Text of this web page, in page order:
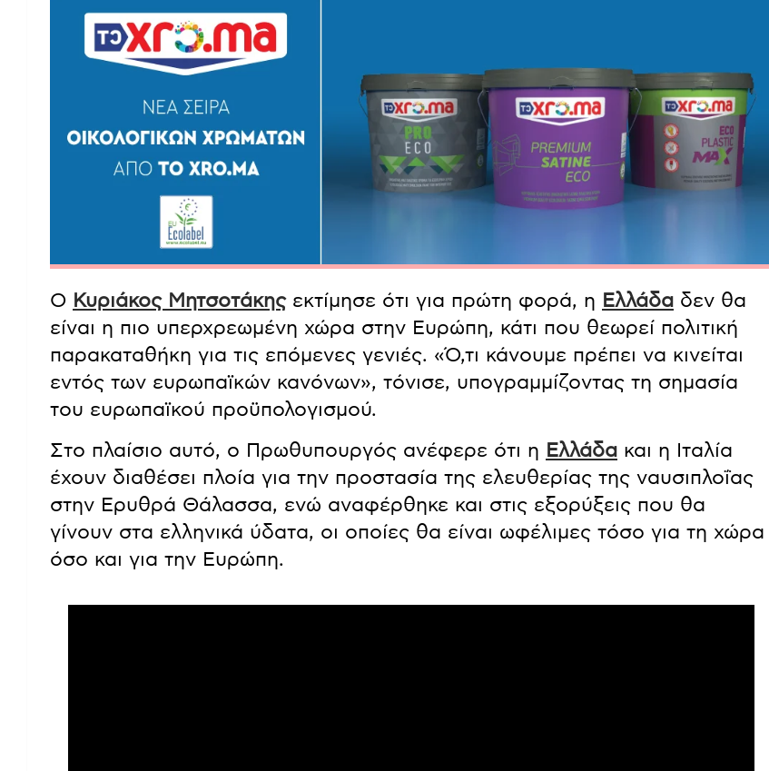
Ο Κυριάκος Μητσοτάκηςεκτίμησε ότι για πρώτη φορά, η Ελλάδα δεν θα
είναι η πιο υπερχρεωμένη χώρα στην Ευρώπη, κάτι που θεωρεί πολιτική
παρακαταθήκη για τις επόμενες γενιές. «Ό,τι κάνουμε πρέπει να κινείται
εντός των ευρωπαϊκών κανόνων», τόνισε, υπογραμμίζοντας τη σημασία
του ευρωπαϊκού προϋπολογισμού.
Στο πλαίσιο αυτό, ο Πρωθυπουργός ανέφερε ότι η Ελλάδα και η Ιταλία
έχουν διαθέσει πλοία για την προστασία της ελευθερίας της ναυσιπλοΐας
στην Ερυθρά Θάλασσα, ενώ αναφέρθηκε και στις εξορύξεις που θα
γίνουν στα ελληνικά ύδατα, οι οποίες θα είναι ωφέλιμες τόσο για τη χώρα
όσο και για την Ευρώπη.